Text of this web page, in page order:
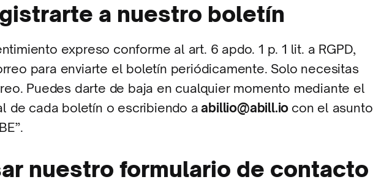
a nuestro boletín
expreso conforme al art. 6 apdo. 1 p. 1 lit. a RGPD,
para enviarte el boletín periódicamente. Solo necesitas
Puedes darte de baja en cualquier momento mediante el
de cada boletín o escribiendo aabillio@abill.io con el asunto
nuestro formulario de contacto